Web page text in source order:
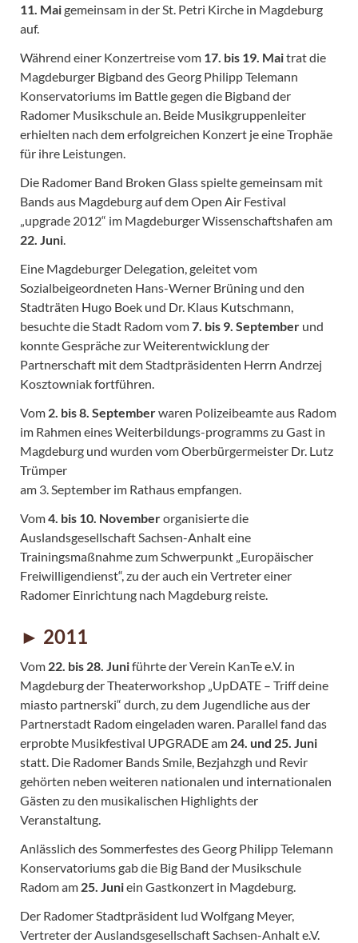
11. Maigemeinsam in der St. Petri Kirche in Magdeburg
auf.
Während einer Konzertreise vom 17. bis 19. Maitrat die
Magdeburger Bigband des Georg Philipp Telemann
Konservatoriums im Battle gegen die Bigband der
Radomer Musikschule an. Beide Musikgruppenleiter
erhielten nach dem erfolgreichen Konzert je eine Trophäe
für ihre Leistungen.
Die Radomer Band Broken Glass spielte gemeinsam mit
Bands aus Magdeburg auf dem Open Air Festival
„upgrade 2012“ im Magdeburger Wissenschaftshafen am
22. Juni
Eine Magdeburger Delegation, geleitet vom
Sozialbeigeordneten Hans-Werner Brüning und den
Stadträten Hugo Boek und Dr. Klaus Kutschmann,
besuchte die Stadt Radom vom7. bis 9. September und
konnte Gespräche zur Weiterentwicklung der
Partnerschaft mit dem Stadtpräsidenten Herrn Andrzej
Kosztowniak fortführen.
Vom 2. bis 8. Septemberwaren Polizeibeamte aus Radom
im Rahmen eines Weiterbildungs-programms zu Gast in
Magdeburg und wurden vom Oberbürgermeister Dr. Lutz
Trümper
am 3. September im Rathaus empfangen.
Vom4. bis 10. Novemberorganisierte die
Auslandsgesellschaft Sachsen-Anhalt eine
Trainingsmaßnahme zum Schwerpunkt „Europäischer
Freiwilligendienst“, zu der auch ein Vertreter einer
Radomer Einrichtung nach Magdeburg reiste.
► 2011
Vom 22. bis 28. Juniführte der Verein KanTe e.V. in
Magdeburg der Theaterworkshop „UpDATE – Triff deine
miasto partnerski“ durch, zu dem Jugendliche aus der
Partnerstadt Radom eingeladen waren. Parallel fand das
erprobte Musikfestival UPGRADE am 24. und 25. Juni
statt. Die Radomer Bands Smile, Bezjahzgh und Revir
gehörten neben weiteren nationalen und internationalen
Gästen zu den musikalischen Highlights der
Veranstaltung.
Anlässlich des Sommerfestes des Georg Philipp Telemann
Konservatoriums gab die Big Band der Musikschule
Radom am 25. Juniein Gastkonzert in Magdeburg.
Der Radomer Stadtpräsident lud Wolfgang Meyer,
Vertreter der Auslandsgesellschaft Sachsen-Anhalt e.V.